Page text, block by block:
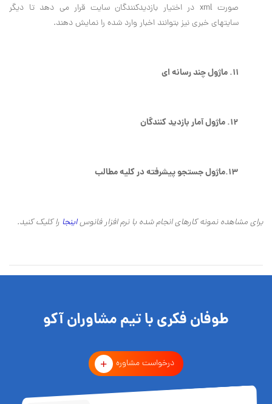
صورت xml در اختیار بازدیدکنندگان سایت قرار می دهد تا دیگر
سایتهای خبری نیز بتوانند اخبار وارد شده را نمایش دهند.
11. ماژول چند رسانه ای
12. ماژول آمار بازدید کنندگان
13.ماژول جستجو پیشرفته در کلیه مطالب
برای مشاهده نمونه کارهای انجام شده با نرم افزار فانوساینجا را کلیک کنید.
طوفان فکری با تیم مشاوران آکو
درخواست مشاوره